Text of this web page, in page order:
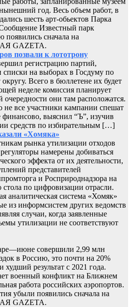
год. Весь объем работ, в
шесть арт-обьектов Парка
Известный парк
появились сначала на
GAZЕТА.
позвали к лототрону
регистрацию партий,
на выборах в Госдуму по
Всего в бюллетене их будет
неделе комиссия планирует
очередности они там расположатся.
не все участники кампании спешат
финансово, выяснил “Ъ”, изучив
средств по избирательным […]
«Хомяка»
рынка утилизации отходов
намерены добиваться
эффекта от их деятельности,
представителей
и Росприроднадзора на
стола по цифровизации отрасли.
аналитическая система «Хомяк»
из информсистем других ведомств
случаи, когда заявленные
утилизации не соответствуют
совершили 2,99 млн
в Россию, это почти на 20%
худший результат с 2021 года.
военный конфликт на Ближнем
работа российских аэропортов.
убыли появились сначала на
GAZЕТА.